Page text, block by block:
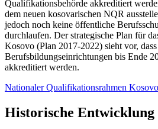
Qualifikationsbehörde akkreditiert
dem neuen kosovarischen NQR
jedoch noch keine öffentliche
durchlaufen. Der strategische Plan für
Kosovo (Plan 2017-2022) sieht vor,
Berufsbildungseinrichtungen bis Ende
akkreditiert werden.
Nationaler Qualifikationsrahmen
Historische Entwicklung